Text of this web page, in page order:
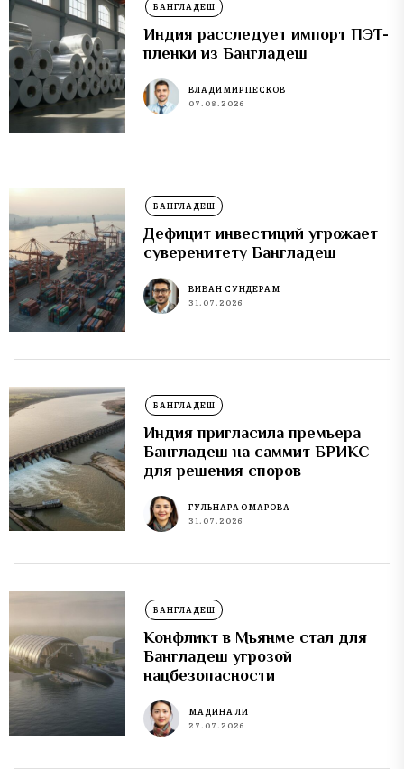
БАНГЛАДЕШ
Индия расследует импорт ПЭТ-
пленки из Бангладеш
ВЛАДИМИР ПЕСКОВ
07.08.2026
БАНГЛАДЕШ
Дефицит инвестиций угрожает
суверенитету Бангладеш
ВИВАН СУНДЕРАМ
31.07.2026
БАНГЛАДЕШ
Индия пригласила премьера
Бангладеш на саммит БРИКС
для решения споров
ГУЛЬНАРА ОМАРОВА
31.07.2026
БАНГЛАДЕШ
Конфликт в Мьянме стал для
Бангладеш угрозой
нацбезопасности
МАДИНА ЛИ
27.07.2026